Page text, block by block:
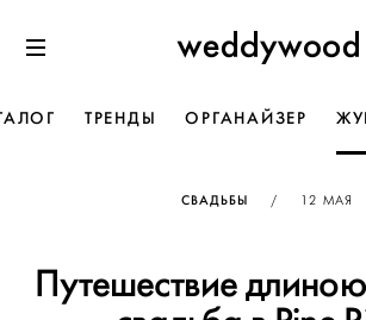
к содержанию
ТРЕНДЫ ОРГАНАЙЗЕР
СВАДЬБЫ / 12 МАЯ
Путешествие